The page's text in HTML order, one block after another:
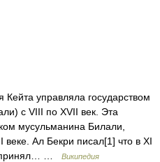
управляла государством
с VIII по XVII век. Эта
мусульманина Билали,
Ал Бекри писал[1] что в XI
принял… …
Википедия